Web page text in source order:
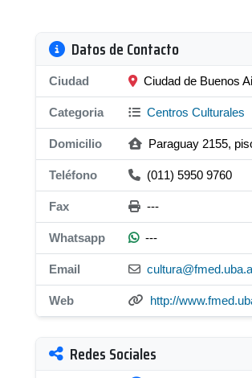
Datos de Contacto
Ciudad Ciudad de Buenos
Categoria Centros Culturales
Domicilio Paraguay 2155,
Teléfono (011) 5950 9760
Fax ---
Whatsapp ---
Email
Web http://
Redes Sociales